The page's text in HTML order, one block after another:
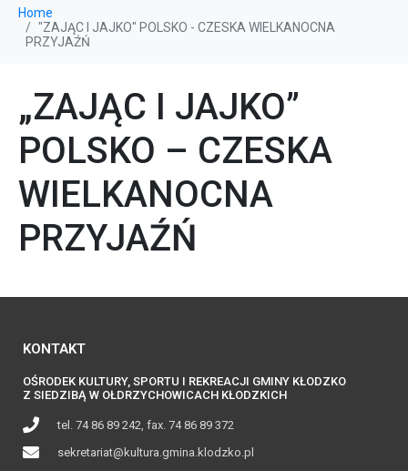
Home
"ZAJĄC I JAJKO" POLSKO - CZESKA WIELKANOCNA
PRZYJAŹŃ
„ZAJĄC I JAJKO”
POLSKO – CZESKA
WIELKANOCNA
PRZYJAŹŃ
KONTAKT
OŚRODEK KULTURY, SPORTU I REKREACJI GMINY KŁODZKO
Z SIEDZIBĄ W OŁDRZYCHOWICACH KŁODZKICH
tel. 74 86 89 242, fax. 74 86 89 372
sekretariat@kultura.gmina.klodzko.pl